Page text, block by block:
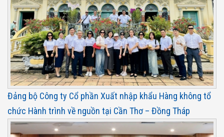
Đảng bộ Công ty Cổ phần Xuất nhập khẩu Hàng không tổ
chức Hành trình về nguồn tại Cần Thơ – Đồng Tháp